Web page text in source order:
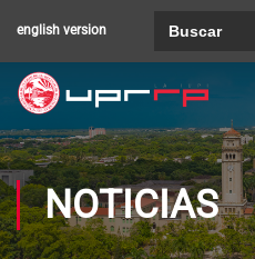
english version
NOTICIAS